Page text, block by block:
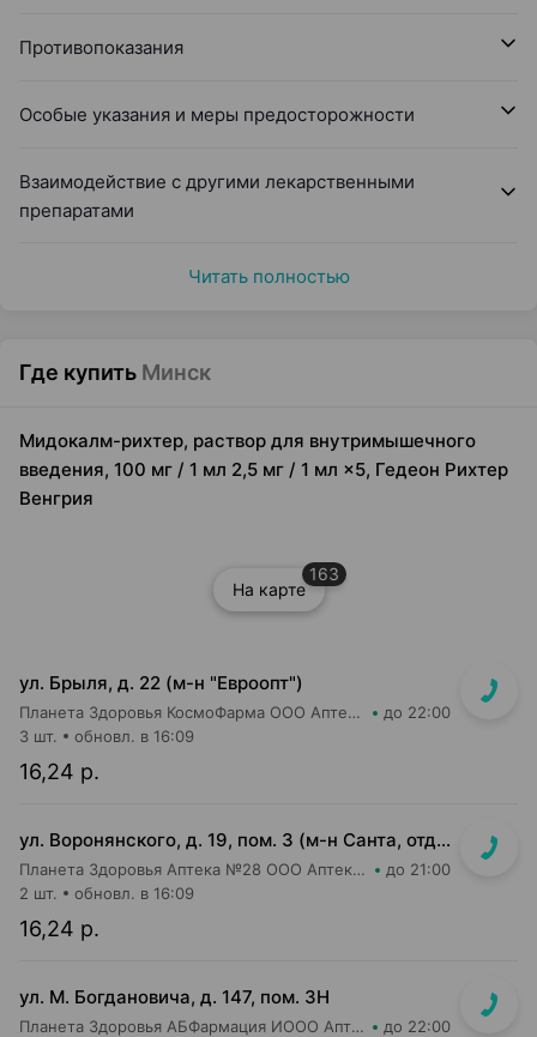
Противопоказания
Особые указания и меры предосторожности
Взаимодействие с другими лекарственными
препаратами
Читать полностью
Где купить Минск
Мидокалм-рихтер, раствор для внутримышечного
введения, 100 мг / 1 мл 2,5 мг / 1 мл ×5, Гедеон Рихтер
Венгрия
На карте
163
ул. Брыля, д. 22 (м-н "Евроопт")
Планета Здоровья КосмоФарма ООО Аптека №6 до 22:00
16,24 р.
3 шт. обновл. в 16:09
ул. Воронянского, д. 19, пом. 3 (м-н Санта, отдельный вход)
Планета Здоровья Аптека №28 ООО Аптека №9 до 21:00
16,24 р.
2 шт. обновл. в 16:09
ул. М. Богдановича, д. 147, пом. 3Н
Планета Здоровья АБФармация ИООО Аптека №8 до 22:00